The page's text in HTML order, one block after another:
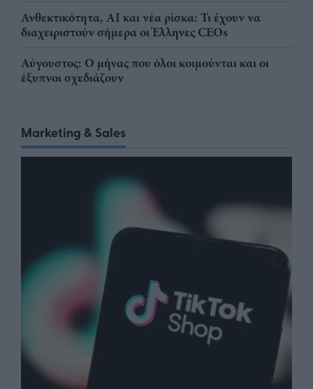
Ανθεκτικότητα, AI και νέα ρίσκα: Τι έχουν να
διαχειριστούν σήμερα οι Έλληνες CEOs
Αύγουστος: Ο μήνας που όλοι κοιμούνται και οι
έξυπνοι σχεδιάζουν
Marketing & Sales